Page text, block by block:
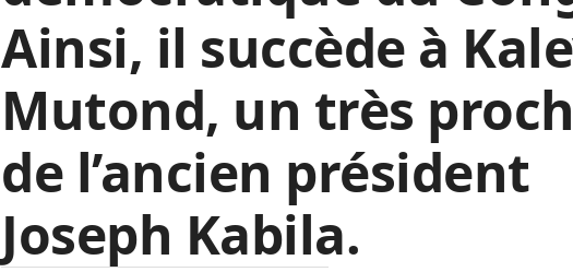
Ainsi, il succède à
Mutond, un très
de l’ancien président
Joseph Kabila.